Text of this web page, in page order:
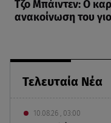
Τελευταία Νέα
10.08.26 , 03:00
Τζο Μπάιντεν: Ο
ανακοίνωση του